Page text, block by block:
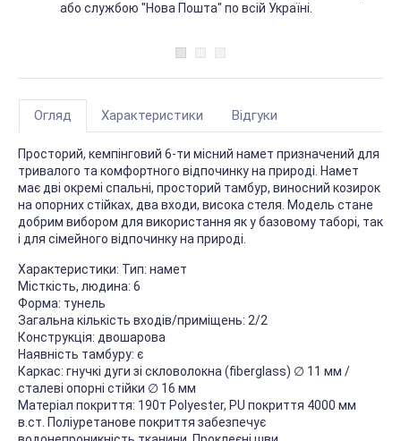
або службою "Нова Пошта" по всій Україні.
Огляд Характеристики Відгуки
Просторий, кемпінговий 6-ти місний намет призначений для
тривалого та комфортного відпочинку на природі. Намет
має дві окремі спальні, просторий тамбур, виносний козирок
на опорних стійках, два входи, висока стеля. Модель стане
добрим вибором для використання як у базовому таборі, так
і для сімейного відпочинку на природі.
Характеристики: Тип: намет
Місткість, людина: 6
Форма: тунель
Загальна кількість входів/приміщень: 2/2
Конструкція: двошарова
Наявність тамбуру: є
Каркас: гнучкі дуги зі скловолокна (fiberglass) ∅ 11 мм /
сталеві опорні стійки ∅ 16 мм
Матеріал покриття: 190т Polyester, PU покриття 4000 мм
в.ст. Поліуретанове покриття забезпечує